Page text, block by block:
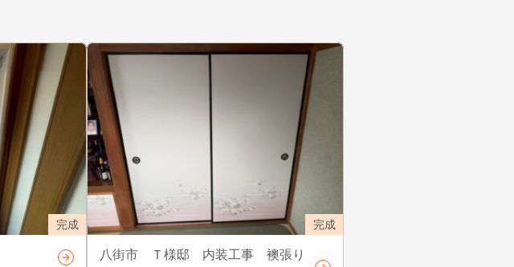
完成 完成
八街市 Ｔ様邸 内装工事 襖張り